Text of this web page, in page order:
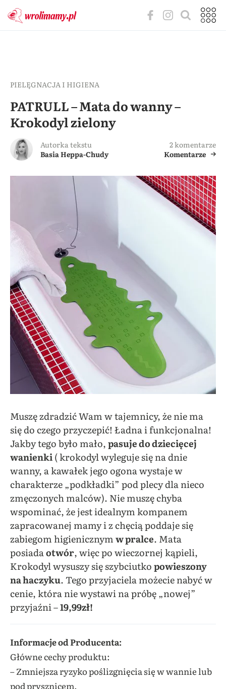
PIELĘGNACJA I HIGIENA
PATRULL – Mata do wanny –
Krokodyl zielony
Autorka tekstu
Basia Heppa-Chudy
2 komentarze
Komentarze
Muszę zdradzić Wam w tajemnicy, że nie ma
się do czego przyczepić! Ładna i funkcjonalna!
Jakby tego było mało,pasuje do dziecięcej
wanienki( krokodyl wyleguje się na dnie
wanny, a kawałek jego ogona wystaje w
charakterze „podkładki” pod plecy dla nieco
zmęczonych malców). Nie muszę chyba
wspominać, że jest idealnym kompanem
zapracowanej mamy i z chęcią poddaje się
zabiegom higienicznymw pralce. Mata
posiadaotwór, więc po wieczornej kąpieli,
Krokodyl wysuszy się szybciutkopowieszony
na haczyku. Tego przyjaciela możecie nabyć w
cenie, która nie wystawi na próbę „nowej”
przyjaźni –19,99zł!
Informacje od Producenta:
Główne cechy produktu:
– Zmniejsza ryzyko poślizgnięcia się w wannie lub
pod prysznicem.